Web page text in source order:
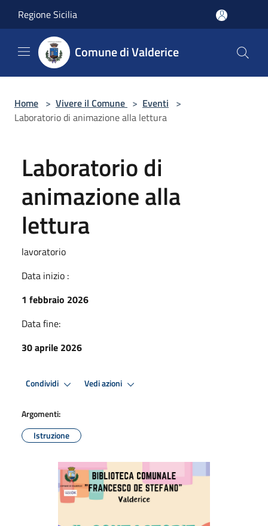
Regione Sicilia
Comune di Valderice
Home > Vivere il Comune > Eventi >
Laboratorio di animazione alla lettura
Laboratorio di
animazione alla
lettura
lavoratorio
Data inizio :
1 febbraio 2026
Data fine:
30 aprile 2026
Condividi Vedi azioni
Argomenti:
Istruzione